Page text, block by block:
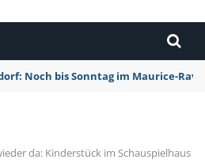
Noch bis Sonntag im Maurice-
da: Kinderstück im Schauspielhaus